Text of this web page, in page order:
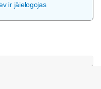
ir jāielogojas